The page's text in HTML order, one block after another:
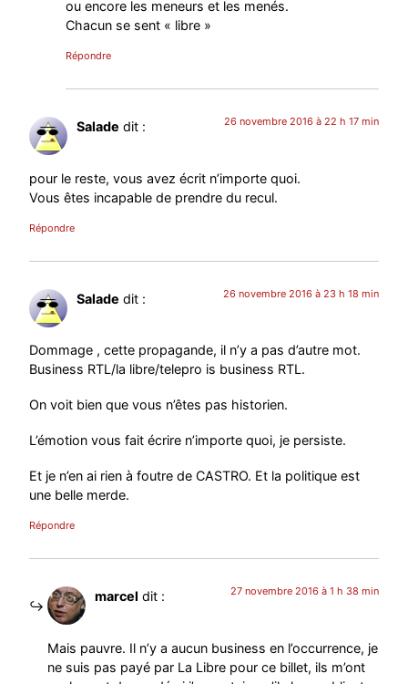
ou encore les meneurs et les menés.
Chacun se sent « libre »
Répondre
Salade dit : 26 novembre 2016 à 22 h 17 min
pour le reste, vous avez écrit n’importe quoi.
Vous êtes incapable de prendre du recul.
Répondre
Salade dit : 26 novembre 2016 à 23 h 18 min
Dommage , cette propagande, il n’y a pas d’autre mot.
Business RTL/la libre/telepro is business RTL.
On voit bien que vous n’êtes pas historien.
L’émotion vous fait écrire n’importe quoi, je persiste.
Et je n’en ai rien à foutre de CASTRO. Et la politique est
une belle merde.
Répondre
marcel dit : 27 novembre 2016 à 1 h 38 min
Mais pauvre. Il n’y a aucun business en l’occurrence, je
ne suis pas payé par La Libre pour ce billet, ils m’ont